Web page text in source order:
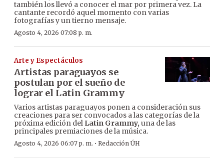
también los llevó a conocer el mar por primera vez. La
cantante recordó aquel momento con varias
fotografías y un tierno mensaje.
Agosto 4, 2026 07:08 p. m.
Arte y Espectáculos
Artistas paraguayos se
postulan por el sueño de
lograr el Latin Grammy
Varios artistas paraguayos ponen a consideración sus
creaciones para ser convocados a las categorías de la
próxima edición del Latin Grammy, una de las
principales premiaciones de la música.
Agosto 4, 2026 06:07 p. m. · Redacción ÚH